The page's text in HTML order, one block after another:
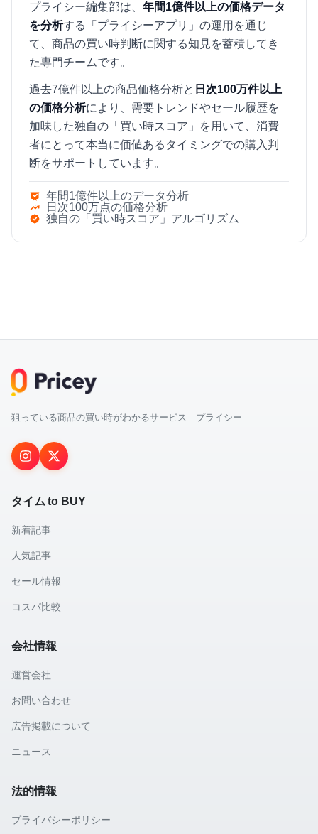
プライシー編集部は、 年間1億件以上の価格データ
を分析する「プライシーアプリ」の運用を通じ
て、商品の買い時判断に関する知見を蓄積してき
た専門チームです。
過去7億件以上の商品価格分析と 日次100万件以上
の価格分析により、需要トレンドやセール履歴を
加味した独自の「買い時スコア」を用いて、消費
者にとって本当に価値あるタイミングでの購入判
断をサポートしています。
年間1億件以上のデータ分析
日次100万点の価格分析
独自の「買い時スコア」アルゴリズム
狙っている商品の買い時がわかるサービス プライシー
タイム to BUY
新着記事
人気記事
セール情報
コスパ比較
会社情報
運営会社
お問い合わせ
広告掲載について
ニュース
法的情報
プライバシーポリシー